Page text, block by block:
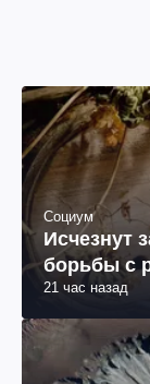
Социум
Исчезнут
борьбы с
21 час назад